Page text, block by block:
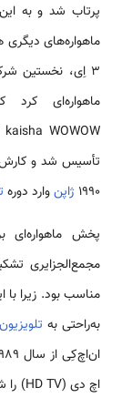
پرتاب شد و به
ماهواره‌های دیگری
3 اِی، نخستین شرکت خصوصی
تأسیس شد و کارش
1990 ژاپنوارد دوره
پخش ماهواره‌ای
مناسب بود. زیرا
به‌راحتی به تلویزیون
ان‌اچ‌کِی از سال 1989 پخش آزمایشی
اچ دی (HD TV) را شروع کرد و از سال 1994 پخش اصولی